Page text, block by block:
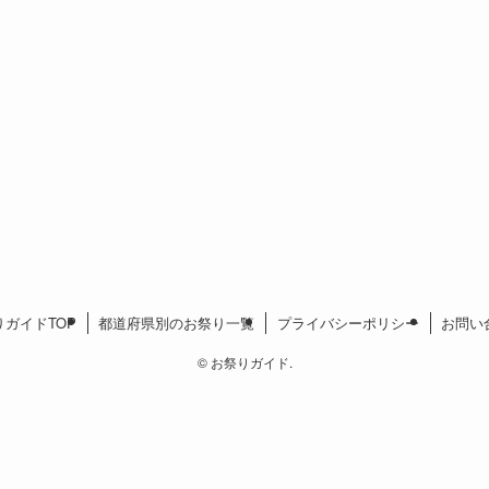
ガイドTOP 都道府県別のお祭り一覧 プライバシーポリシー お問い
©お祭りガイド.